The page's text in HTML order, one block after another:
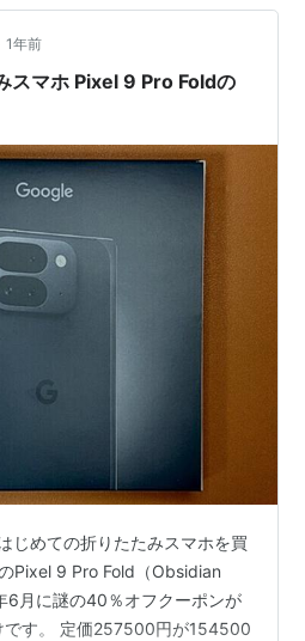
1年前
スマホ Pixel 9 Pro Foldの
じめての折りたたみスマホを買
Pixel 9 Pro Fold（Obsidian
6月に謎の40％オフクーポンが
です。 定価257500円が154500